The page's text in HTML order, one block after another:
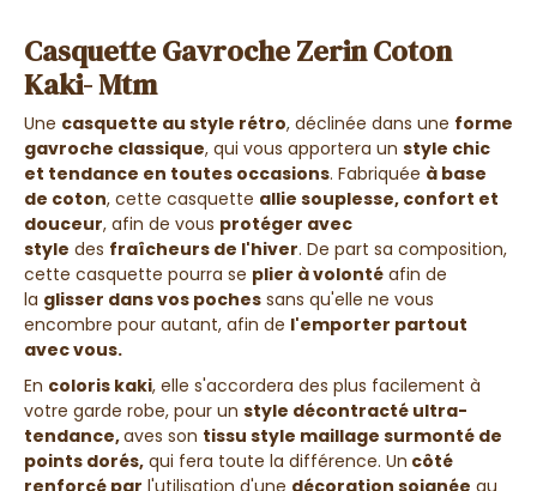
Casquette Gavroche Zerin Coton
Kaki- Mtm
Une casquette au style rétro, déclinée dans une forme
gavroche classique, qui vous apportera un style chic
et tendance en toutes occasions. Fabriquée à base
de coton, cette casquette allie souplesse, confort et
douceur, afin de vous protéger avec
style des fraîcheurs de l'hiver. De part sa composition,
cette casquette pourra se plier à volonté afin de
la glisser dans vos poches sans qu'elle ne vous
encombre pour autant, afin de l'emporter partout
avec vous.
En coloris kaki, elle s'accordera des plus facilement à
votre garde robe, pour un style décontracté ultra-
tendance,aves son tissu style maillage surmonté de
points dorés, qui fera toute la différence. Un côté